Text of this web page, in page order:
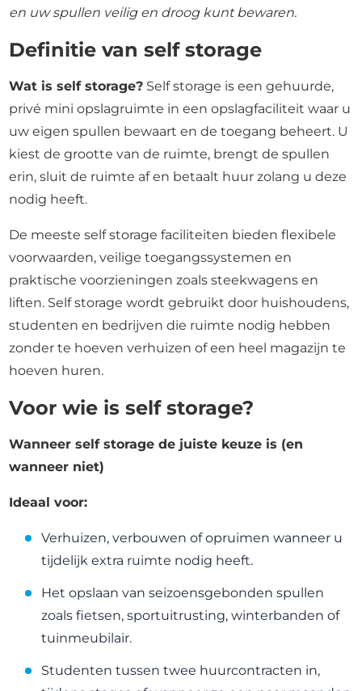
en uw spullen veilig en droog kunt bewaren.
Definitie van self storage
Wat is self storage? Self storage is een gehuurde,
privé mini opslagruimte in een opslagfaciliteit waar u
uw eigen spullen bewaart en de toegang beheert. U
kiest de grootte van de ruimte, brengt de spullen
erin, sluit de ruimte af en betaalt huur zolang u deze
nodig heeft.
De meeste self storage faciliteiten bieden flexibele
voorwaarden, veilige toegangssystemen en
praktische voorzieningen zoals steekwagens en
liften. Self storage wordt gebruikt door huishoudens,
studenten en bedrijven die ruimte nodig hebben
zonder te hoeven verhuizen of een heel magazijn te
hoeven huren.
Voor wie is self storage?
Wanneer self storage de juiste keuze is (en
wanneer niet)
Ideaal voor:
Verhuizen, verbouwen of opruimen wanneer u
tijdelijk extra ruimte nodig heeft.
Het opslaan van seizoensgebonden spullen
zoals fietsen, sportuitrusting, winterbanden of
tuinmeubilair.
Studenten tussen twee huurcontracten in,